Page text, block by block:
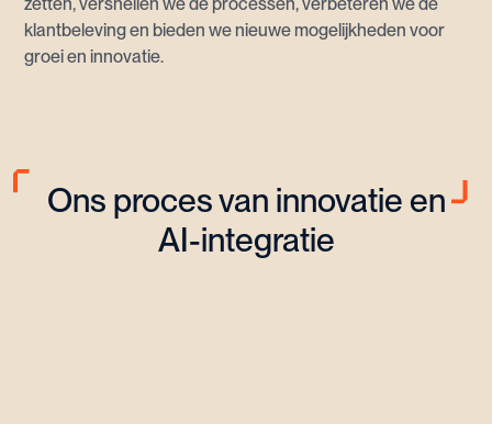
klantbeleving en bieden we nieuwe mogelijkheden voor
groei en innovatie.
Ons proces van innovatie en
AI-integratie